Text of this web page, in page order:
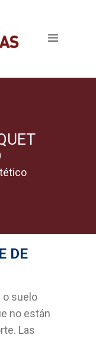
DE
o suelo
no están
Las